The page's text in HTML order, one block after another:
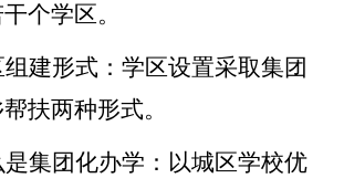
个学区。
建形式： 学区设置采取集团
扶两种形式。
集团化办学： 以城区学校优